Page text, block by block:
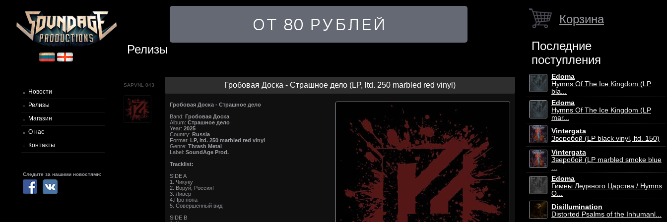
Новости
Релизы
Магазин
О нас
Контакты
Следите за нашими новостями:
Релизы
SAPVNL 043 Гробовая Доска - Страшное дело (LP, ltd. 250 marbled red vinyl)
Гробовая Доска - Страшное дело
Band: Гробовая Доска
Album: Страшное дело
Year: 2025
Country: Russia
Format: LP, ltd. 250 marbled red vinyl
Genre: Thrash Metal
Label: SoundAge Prod.
Tracklist:
SIDE A
1. Чикуку
2. Воруй, Россия!
3. Ливер
4.Про попа
5. Совершенный вид
SIDE B
Корзина
Последние
поступления
Edoma
Hymns Of The Ice Kingdom (LP
bla...
Edoma
Hymns Of The Ice Kingdom (LP
mar...
Vintergata
Зверобой (LP black vinyl, ltd. 150)
Vintergata
Зверобой (LP marbled smoke blue
...
Edoma
Гимны Ледяного Царства / Hymns
O...
Disillumination
Distorted Psalms of the Inhumanl...